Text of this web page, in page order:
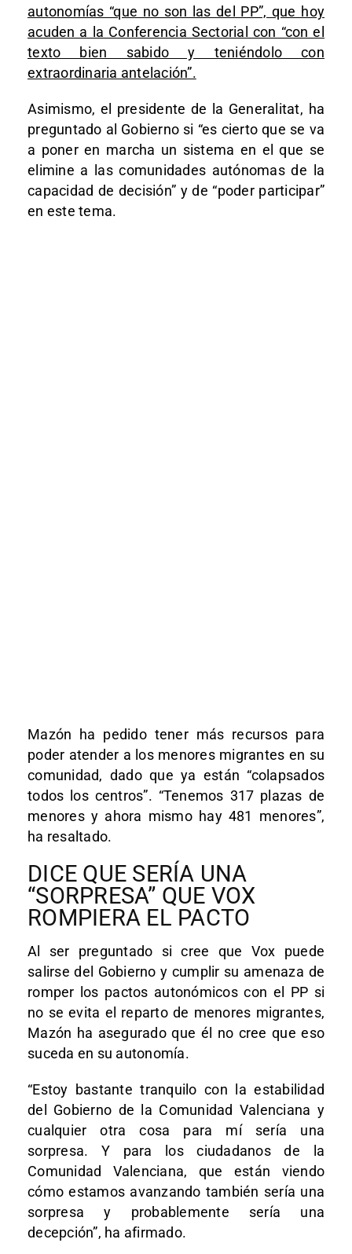
autonomías “que no son las del PP”, que hoy
acuden a la Conferencia Sectorial con “con el
texto bien sabido y teniéndolo con
extraordinaria antelación”.
Asimismo, el presidente de la Generalitat, ha
preguntado al Gobierno si “es cierto que se va
a poner en marcha un sistema en el que se
elimine a las comunidades autónomas de la
capacidad de decisión” y de “poder participar”
en este tema.
Mazón ha pedido tener más recursos para
poder atender a los menores migrantes en su
comunidad, dado que ya están “colapsados
todos los centros”. “Tenemos 317 plazas de
menores y ahora mismo hay 481 menores”,
ha resaltado.
DICE QUE SERÍA UNA
“SORPRESA” QUE VOX
ROMPIERA EL PACTO
Al ser preguntado si cree que Vox puede
salirse del Gobierno y cumplir su amenaza de
romper los pactos autonómicos con el PP si
no se evita el reparto de menores migrantes,
Mazón ha asegurado que él no cree que eso
suceda en su autonomía.
“Estoy bastante tranquilo con la estabilidad
del Gobierno de la Comunidad Valenciana y
cualquier otra cosa para mí sería una
sorpresa. Y para los ciudadanos de la
Comunidad Valenciana, que están viendo
cómo estamos avanzando también sería una
sorpresa y probablemente sería una
decepción”, ha afirmado.